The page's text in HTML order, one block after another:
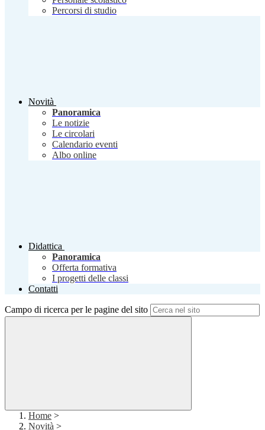
Percorsi di studio
Novità
Panoramica
Le notizie
Le circolari
Calendario eventi
Albo online
Didattica
Panoramica
Offerta formativa
I progetti delle classi
Contatti
Campo di ricerca per le pagine del sito
Home >
Novità >